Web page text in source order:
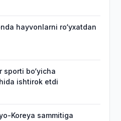
hayvonlarni ro‘yxatdan
sporti bo‘yicha
ishtirok etdi
Koreya sammitiga